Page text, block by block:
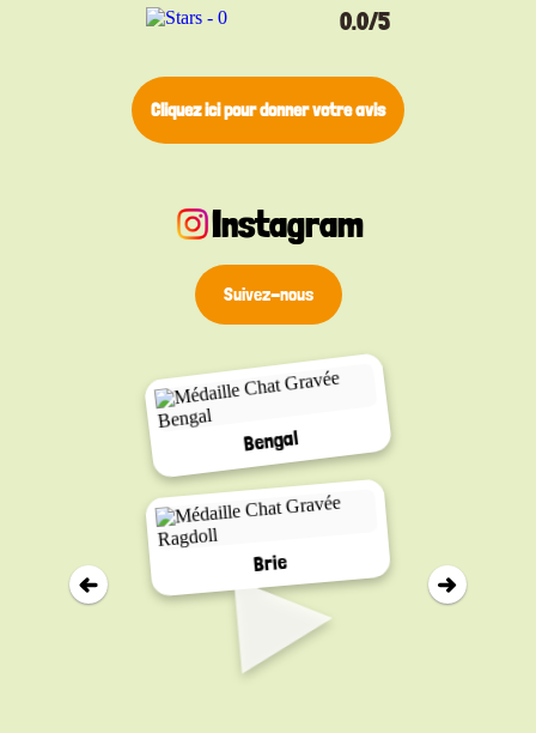
au collier, et vous pouvez choisir parmi différentes
Instagram
Suivez-nous
Bengal
▸
Brie
0.0/5
Cliquez ici pour donner votre avis